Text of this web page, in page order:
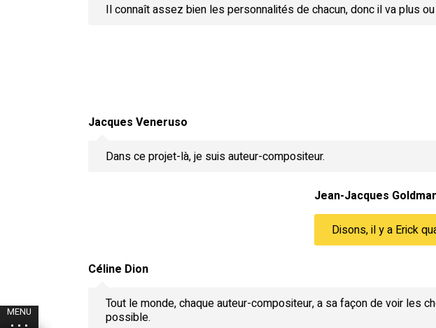
MENU
Il connaît assez bien les personnalités de chacun, donc il va plus
Jacques Veneruso
Dans ce projet-là, je suis auteur-compositeur.
Jean-Jacques
Disons, il y a Erick
Céline Dion
Tout le monde, chaque auteur-compositeur, a sa façon de voir les
possible.